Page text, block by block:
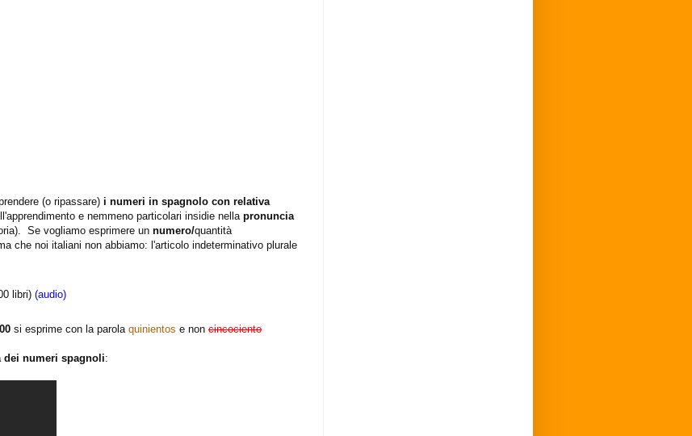
(o ripassare) i numeri in spagnolo con relativa
e nemmeno particolari insidie nella pronuncia
Se vogliamo esprimere un numero/quantità
che noi italiani non abbiamo: l'articolo indeterminativo plurale
libri) (audio)
si esprime con la parola quinientos e non cincociento
dei numeri spagnoli: